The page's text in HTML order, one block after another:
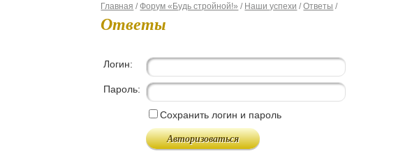
Главная /Форум «Будь стройной!» / Наши успехи /Ответы /
Ответы
Логин:
Пароль:
Сохранить логин и пароль